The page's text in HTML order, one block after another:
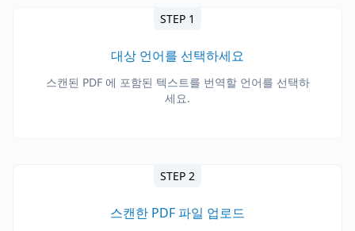
STEP 1
대상 언어를 선택하세요
스캔된 PDF 에 포함된 텍스트를 번역할 언어를 선택하
세요.
STEP 2
스캔한 PDF 파일 업로드